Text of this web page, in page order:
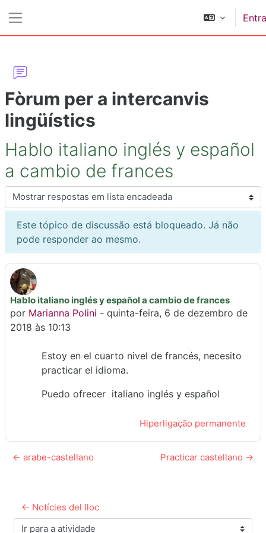
Fòrum per a intercanvis
lingüístics
Hablo italiano inglés y español
a cambio de frances
Modo de visualização
Este tópico de discussão está bloqueado. Já não
pode responder ao mesmo.
Hablo italiano inglés y español a cambio de frances
por Marianna Polini - quinta-feira, 6 de dezembro de
2018 às 10:13
Número de respostas: 0
Estoy en el cuarto nivel de francés, necesito
practicar el idioma.
Puedo ofrecer italiano inglés y español
Hiperligação permanente
← arabe-castellano Practicar castellano →
← Notícies del lloc